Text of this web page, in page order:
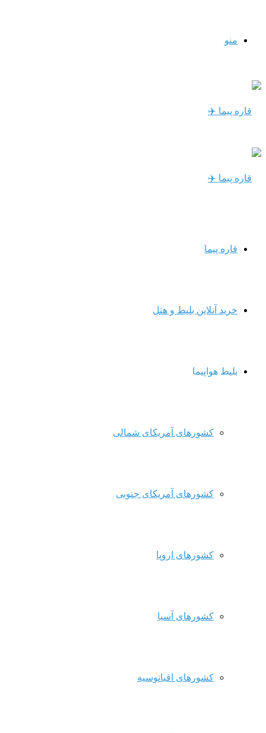
منو
قاره پیما
خرید آنلاین بلیط و هتل
بلیط هواپیما
کشورهای آمریکای شمالی
کشورهای آمریکای جنوبی
کشورهای اروپا
کشورهای آسیا
کشورهای اقیانوسیه